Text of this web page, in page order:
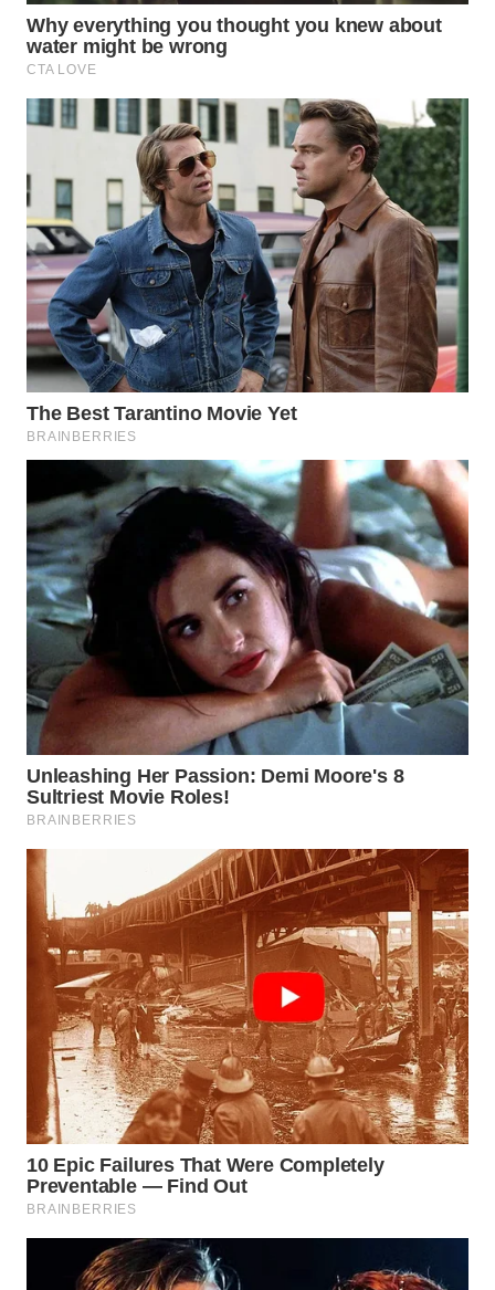
WN
DAIRI
WN
DANAU
WN
NIAS
WN
LANGKAT
WN
TAPANULI
SELATAN
TANJUNG
LESUNG
WN
KARO
WN
SIMALUNGUN
LABUHANBATU
WN
TAPANULI
WN DELI
SERDANG
WN
TEBING
TINGGI
WN
PAKPAK
WN
KARAWANG
WN